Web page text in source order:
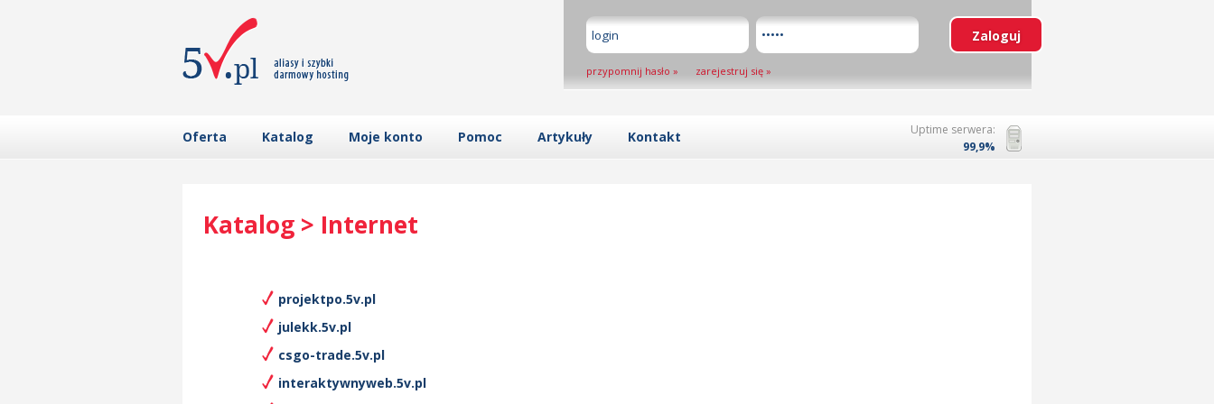
przypomnij hasło » zarejestruj się »
Oferta Katalog Moje konto Pomoc Artykuły Kontakt
Uptime serwera:
99,9%
Katalog > Internet
projektpo.5v.pl
julekk.5v.pl
csgo-trade.5v.pl
interaktywnyweb.5v.pl